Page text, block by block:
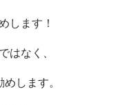
します！
はなく、
します。